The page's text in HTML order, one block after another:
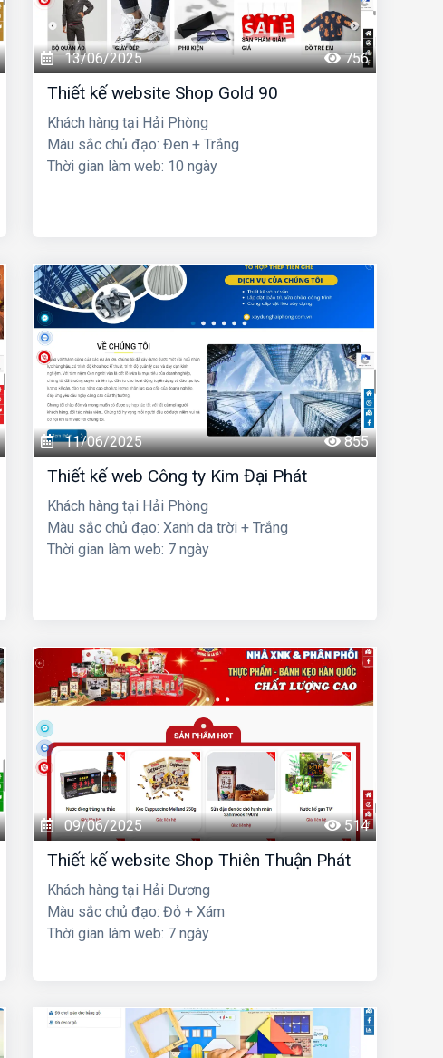
13/06/2025 756
Thiết kế website Shop Gold 90
Khách hàng tại Hải Phòng
Màu sắc chủ đạo: Đen + Trắng
Thời gian làm web: 10 ngày
11/06/2025 855
Thiết kế web Công ty Kim Đại Phát
Khách hàng tại Hải Phòng
Màu sắc chủ đạo: Xanh da trời + Trắng
Thời gian làm web: 7 ngày
09/06/2025 514
Thiết kế website Shop Thiên Thuận Phát
Khách hàng tại Hải Dương
Màu sắc chủ đạo: Đỏ + Xám
Thời gian làm web: 7 ngày